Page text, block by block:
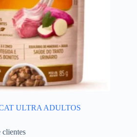
ULTRA ADULTOS